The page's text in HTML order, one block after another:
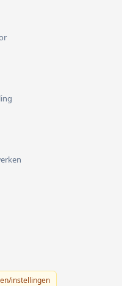
instellingen